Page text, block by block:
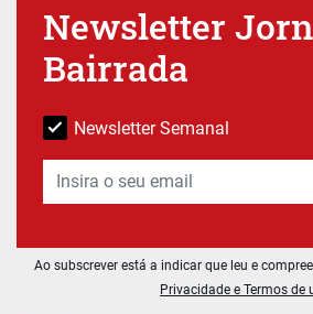
Newsletter
Bairrada
Newsletter Semanal
Ao subscrever está a indicar que leu e
Privacidade e Termos de